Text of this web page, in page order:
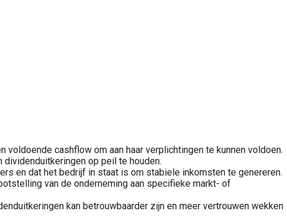
cashflow om aan haar verplichtingen te kunnen voldoen.
op peil te houden.
en dat het bedrijf in staat is om stabiele inkomsten te genereren.
van de onderneming aan specifieke markt- of
kan betrouwbaarder zijn en meer vertrouwen wekken